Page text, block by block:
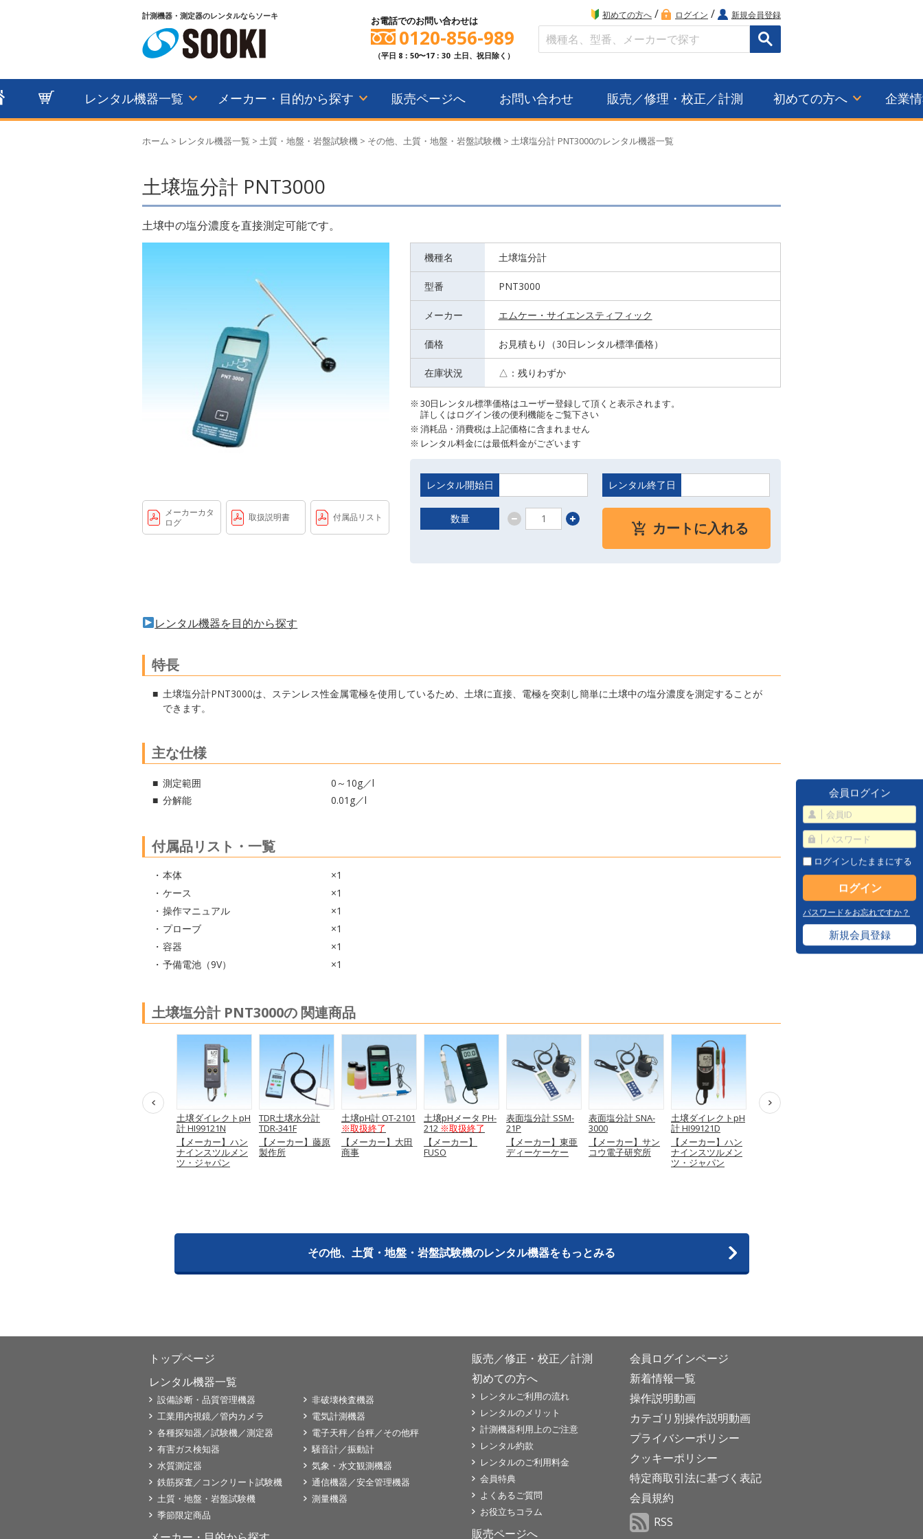
計測機器・測定器のレンタルならソーキ お電話でのお問い合わせは
0120-856-989
（平日 8：50〜17：30 土日、祝日除く）
初めての方へ / ログイン / 新規会員登録
レンタル機器一覧 メーカー・目的から探す 販売ページへ お問い合わせ 販売／修理・校正／計測 初めての方へ 企業
ホーム > レンタル機器一覧 > 土質・地盤・岩盤試験機 > その他、土質・地盤・岩盤試験機 > 土壌塩分計 PNT3000のレンタル機器一覧
土壌塩分計 PNT3000
土壌中の塩分濃度を直接測定可能です。
メーカーカタ
ログ
取扱説明書 付属品リスト
機種名 土壌塩分計
型番 PNT3000
メーカー エムケー・サイエンスティフィック
価格 お見積もり（30日レンタル標準価格）
在庫状況 △：残りわずか
30日レンタル標準価格はユーザー登録して頂くと表示されます。
詳しくはログイン後の便利機能をご覧下さい
消耗品・消費税は上記価格に含まれません
レンタル料金には最低料金がございます
レンタル開始日 レンタル終了日
数量
カートに入れる
レンタル機器を目的から探す
特長
土壌塩分計PNT3000は、ステンレス性金属電極を使用しているため、土壌に直接、電極を突刺し簡単に土壌中の塩分濃度を測定することが
できます。
主な仕様
測定範囲
0～10g／l
分解能
0.01g／l
付属品リスト・一覧
本体
×1
ケース
×1
操作マニュアル
×1
プローブ
×1
容器
×1
予備電池（9V）
×1
土壌塩分計 PNT3000の 関連商品
ポケット土壌水分
土壌ダイレクトpH
計 HI99121N
【メーカー】ハン
ナインスツルメン
ツ・ジャパン
TDR土壌水分計
TDR-341F
【メーカー】藤原
製作所
土壌pH計 OT-2101
※取扱終了
【メーカー】大田
商事
土壌pHメータ PH-
212 ※取扱終了
【メーカー】
FUSO
表面塩分計 SSM-
21P
【メーカー】東亜
ディーケーケー
表面塩分計 SNA-
3000
【メーカー】サン
コウ電子研究所
土壌ダイレクトpH
計 HI99121D
【メーカー】ハン
ナインスツルメン
ツ・ジャパン
簡易現場透水試験
その他、土質・地盤・岩盤試験機のレンタル機器をもっとみる
会員ログイン
ログインしたままにする
パスワードをお忘れですか？
新規会員登録
トップページ
レンタル機器一覧
設備診断・品質管理機器
非破壊検査機器
工業用内視鏡／管内カメラ
電気計測機器
各種探知器／試験機／測定器
電子天秤／台秤／その他秤
有害ガス検知器
騒音計／振動計
水質測定器
気象・水文観測機器
鉄筋探査／コンクリート試験機
通信機器／安全管理機器
土質・地盤・岩盤試験機
測量機器
季節限定商品
販売／修正・校正／計測
初めての方へ
レンタルご利用の流れ
レンタルのメリット
計測機器利用上のご注意
レンタル約款
レンタルのご利用料金
会員特典
よくあるご質問
お役立ちコラム
販売ページへ
会員ログインページ
新着情報一覧
操作説明動画
カテゴリ別操作説明動画
プライバシーポリシー
クッキーポリシー
特定商取引法に基づく表記
会員規約
RSS